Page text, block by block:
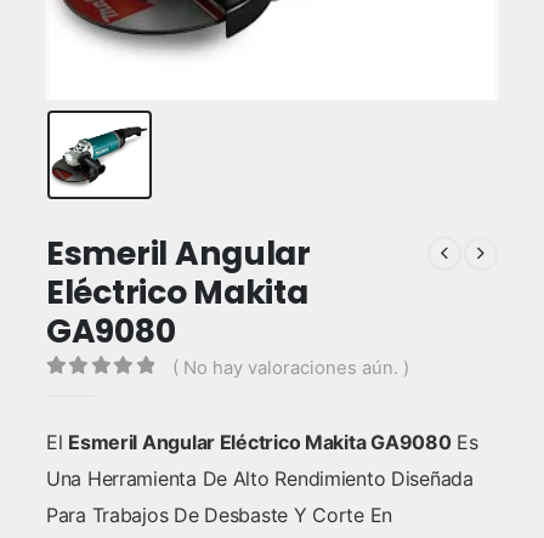
Esmeril Angular
Eléctrico Makita
GA9080
( No hay valoraciones aún. )
El Esmeril Angular Eléctrico Makita GA9080Es
Una Herramienta De Alto Rendimiento Diseñada
Para Trabajos De Desbaste Y Corte En